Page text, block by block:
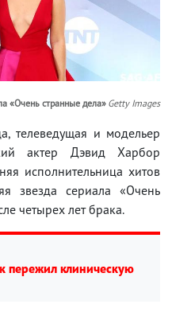
«Очень странные дела» Getty Images
телеведущая и модельер
актер Дэвид Харбор
исполнительница хитов
звезда сериала «Очень
четырех лет брака.
пережил клиническую